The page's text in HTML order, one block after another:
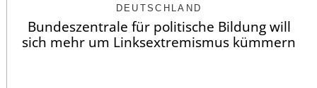
DEUTSCHLAND
Bundeszentrale für politische Bildung will
sich mehr um Linksextremismus kümmern